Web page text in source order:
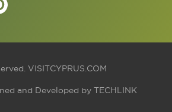
VISITCYPRUS.COM
and Developed by TECHLINK